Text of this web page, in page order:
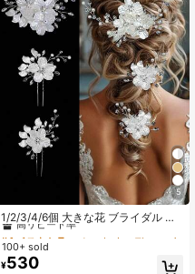
5
1/2/3/4/6個 大きな花 ブライダル ウ
ェディング ヘアクリップ、パール ヘ
アアクセサリー、ラインストーン 輝
く エンボス加工 ホワイトフラワー
ヘアオーナメント
セット ウェディングアクセサリー
高リピート率
#4 ベストセラー
高リピート率
#4 ベストセラー
高リピート率
#4 ベストセラー
セット ウェディングアクセサリー
100+ sold
¥530